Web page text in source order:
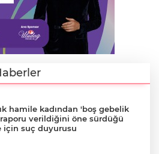
hamile kadından 'boş gebelik
verildiğini öne sürdüğü
için suç duyurusu